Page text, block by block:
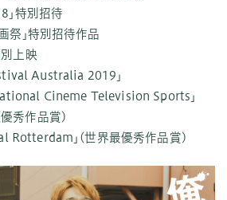
｣特別招待
祭｣特別招待作品
上映
Australia 2019｣
Cineme Television Sports｣
秀作品賞)
Rotterdam｣(世界最優秀作品賞)